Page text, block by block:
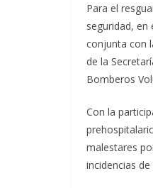
Para el
seguridad, en
conjunta con
de la
Bomberos
Con la
malestares
incidencias